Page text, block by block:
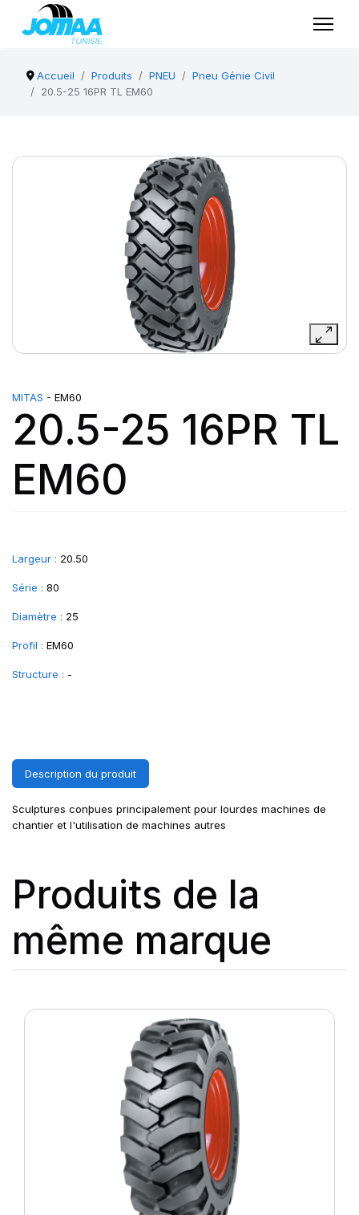
Accueil Produits PNEU
Pneu Génie Civil
20.5-25 16PR TL EM60
MITAS - EM60
20.5-25 16PR TL
EM60
Largeur : 20.50
Série : 80
Diamètre : 25
Profil : EM60
Structure : -
Description du produit
Sculptures conþues principalement pour lourdes machines de
chantier et l'utilisation de machines autres
Produits de la
même marque